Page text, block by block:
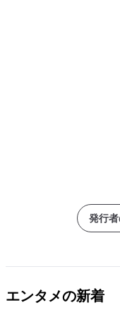
発行
エンタメの新着